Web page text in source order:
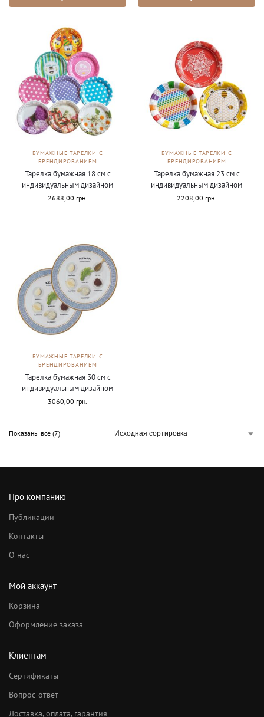
БУМАЖНЫЕ ТАРЕЛКИ С
БРЕНДИРОВАНИЕМ
Тарелка бумажная 18 см с
индивидуальным дизайном
2688,00 грн.
БУМАЖНЫЕ ТАРЕЛКИ С
БРЕНДИРОВАНИЕМ
Тарелка бумажная 23 см с
индивидуальным дизайном
2208,00 грн.
БУМАЖНЫЕ ТАРЕЛКИ С
БРЕНДИРОВАНИЕМ
Тарелка бумажная 30 см с
индивидуальным дизайном
3060,00 грн.
Показаны все (7)
Про компанию
Публикации
Контакты
О нас
Мой аккаунт
Корзина
Оформление заказа
Клиентам
Сертификаты
Вопрос-ответ
Доставка, оплата, гарантия